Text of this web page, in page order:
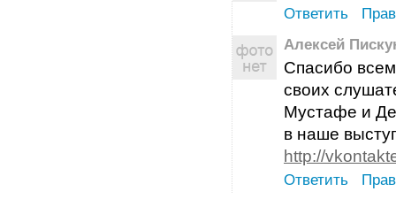
Ответить
Алексей
Спасибо
своих
Мустафе и
в наше
http://
Ответить